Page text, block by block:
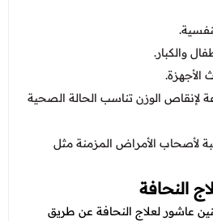
والكبار.
الوزن تناسب الحالة الصحية
لأصحاب الأمراض المزمنة مثل
النحافة
عاشور لعلاج النحافة عن طريق